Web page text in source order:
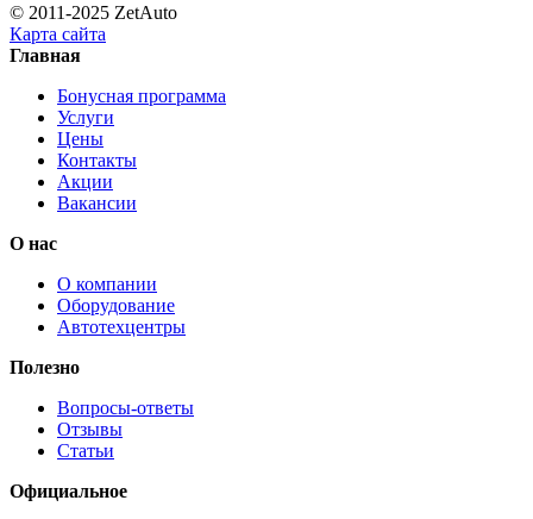
© 2011-2025 ZetAuto
Карта сайта
Главная
Бонусная программа
Услуги
Цены
Контакты
Акции
Вакансии
О нас
О компании
Оборудование
Автотехцентры
Полезно
Вопросы-ответы
Отзывы
Статьи
Официальное